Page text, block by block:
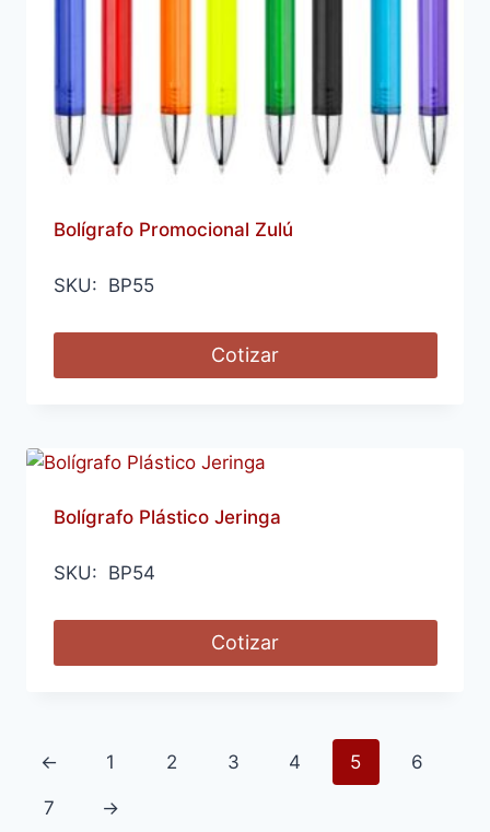
Bolígrafo Promocional Zulú
SKU: BP55
Cotizar
Bolígrafo Plástico Jeringa
SKU: BP54
Cotizar
← 1 2 3 4 5 6
7 →